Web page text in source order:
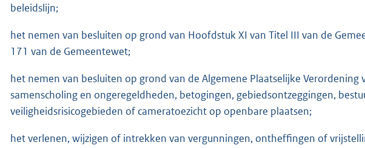
beleidslijn;
het nemen van besluiten op grond van Hoofdstuk XI van Titel III van de
171 van de Gemeentewet;
het nemen van besluiten op grond van de Algemene Plaatselijke Verordening
samenscholing en ongeregeldheden, betogingen, gebiedsontzeggingen,
veiligheidsrisicogebieden of cameratoezicht op openbare plaatsen;
het verlenen, wijzigen of intrekken van vergunningen, ontheffingen of